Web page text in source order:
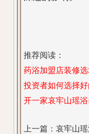
推荐阅读：
药浴加盟店装修
投资者如何选择
开一家哀牢山瑶
上一篇：哀牢山